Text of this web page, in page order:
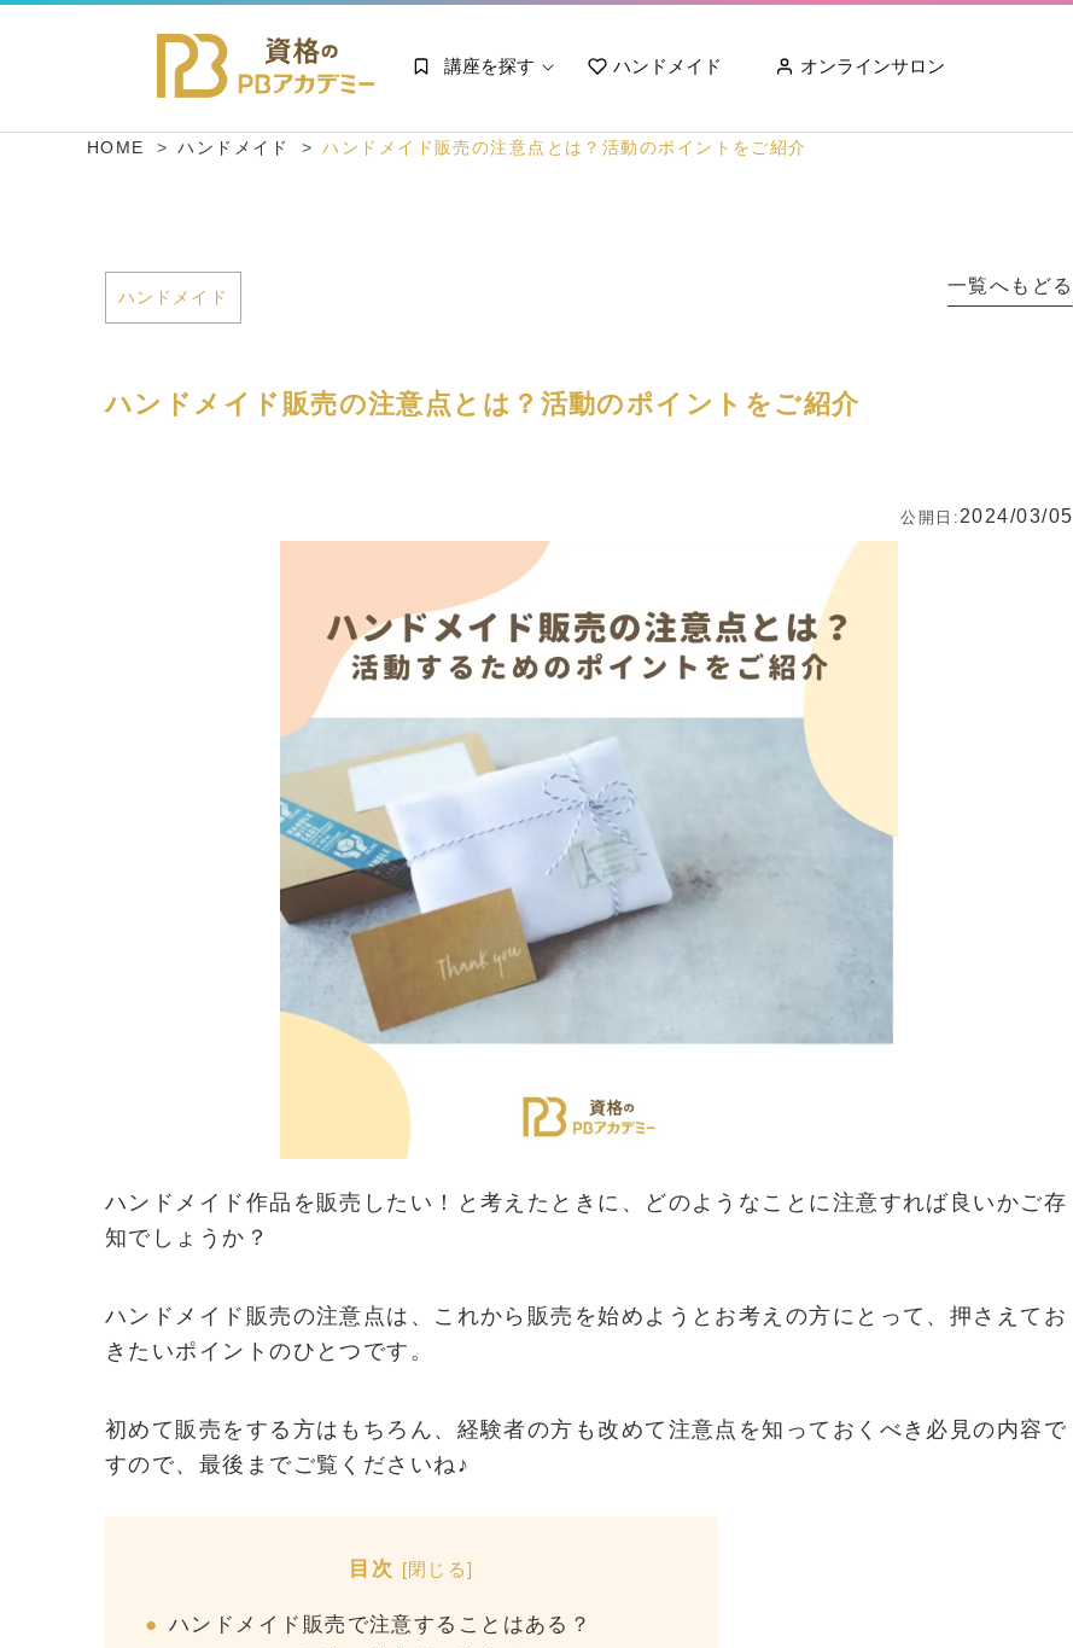
講座を探す ハンドメイド オンラインサロン
HOME ハンドメイド ハンドメイド販売の注意点とは？活動のポイントをご紹介
ハンドメイド
一覧へもどる
ハンドメイド販売の注意点とは？活動のポイントをご紹介
公開日: 2024/03/05
ハンドメイド作品を販売したい！と考えたときに、どのようなことに注意すれば良いかご存
知でしょうか？
ハンドメイド販売の注意点は、これから販売を始めようとお考えの方にとって、押さえてお
きたいポイントのひとつです。
初めて販売をする方はもちろん、経験者の方も改めて注意点を知っておくべき必見の内容で
すので、最後までご覧くださいね♪
目次 [閉じる]
ハンドメイド販売で注意することはある？